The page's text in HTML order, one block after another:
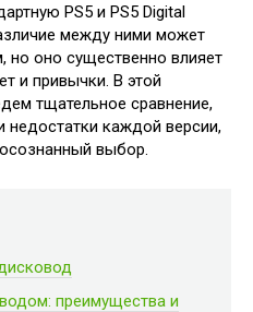
PS5 и PS5 Digital
между ними может
но оно существенно влияет
и привычки. В этой
тщательное сравнение,
недостатки каждой версии,
выбор.
преимущества и